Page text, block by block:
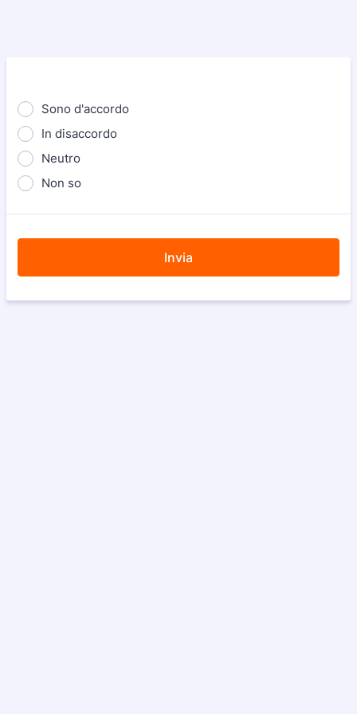
Sono d'accordo
In disaccordo
Neutro
Non so
Invia